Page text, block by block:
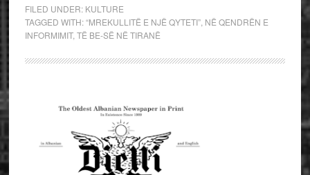
FILED UNDER: KULTURE
TAGGED WITH:“MREKULLITË E NJË QYTETI”, NË QENDRËN E
INFORMIMIT, TË BE-SË NË TIRANË